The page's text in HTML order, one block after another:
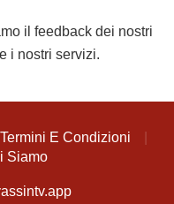
il feedback dei nostri
i nostri servizi.
Termini E Condizioni
Siamo